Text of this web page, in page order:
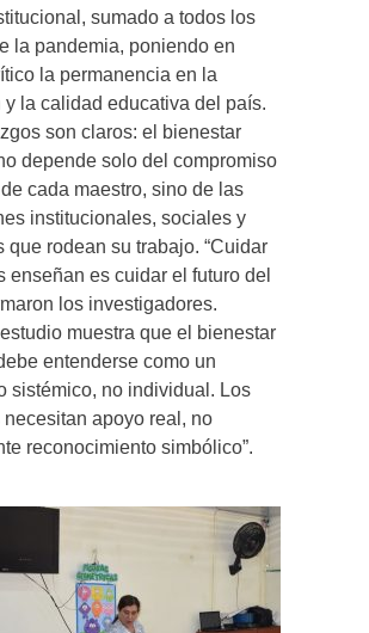
sumado a todos los
la pandemia, poniendo en
la permanencia en la
y la calidad educativa del país.
son claros: el bienestar
depende solo del compromiso
cada maestro, sino de las
institucionales, sociales y
que rodean su trabajo. “Cuidar
enseñan es cuidar el futuro del
los investigadores.
muestra que el bienestar
entenderse como un
sistémico, no individual. Los
necesitan apoyo real, no
reconocimiento simbólico”.